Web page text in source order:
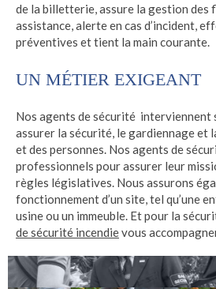
de la billetterie, assure la gestion des
assistance, alerte en cas d’incident,
préventives et tient la main courante.
UN MÉTIER EXIGEANT
Nos agents de sécurité interviennent
assurer la sécurité, le gardiennage et
et des personnes. Nos agents de
professionnels pour assurer leur
règles législatives. Nous assurons
fonctionnement d’un site, tel qu’une
usine ou un immeuble. Et pour la
de sécurité incendievous